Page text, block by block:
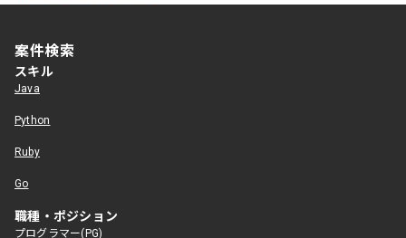
案件検索
スキル
Java
Python
Ruby
Go
職種・ポジション
プログラマー(PG)